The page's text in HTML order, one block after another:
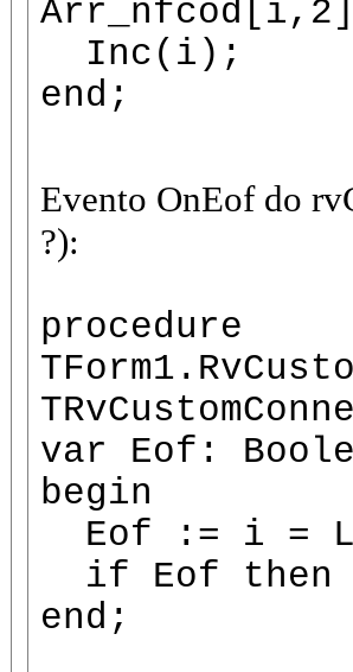
Inc(i);
end;
Evento OnEof do
?):
procedure
var Eof:
begin
Eof := i =
if Eof then
end;